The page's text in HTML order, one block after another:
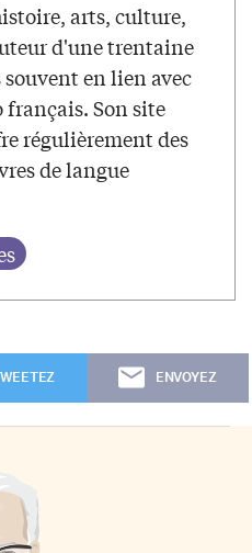
arts, culture,
d'une trentaine
souvent en lien avec
français. Son site
régulièrement des
de langue
ENVOYEZ